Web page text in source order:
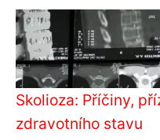
Skolioza: Příčiny,
zdravotního stavu